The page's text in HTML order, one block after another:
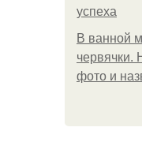
успеха
В ванной
червячки.
фото и